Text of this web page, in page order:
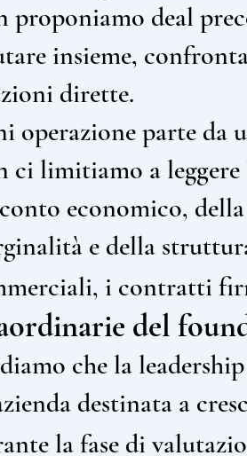
proponiamo deal
insieme,
dirette.
operazione parte da
ci limitiamo a
economico,
e della
i contratti
del
che la
destinata a
la fase di